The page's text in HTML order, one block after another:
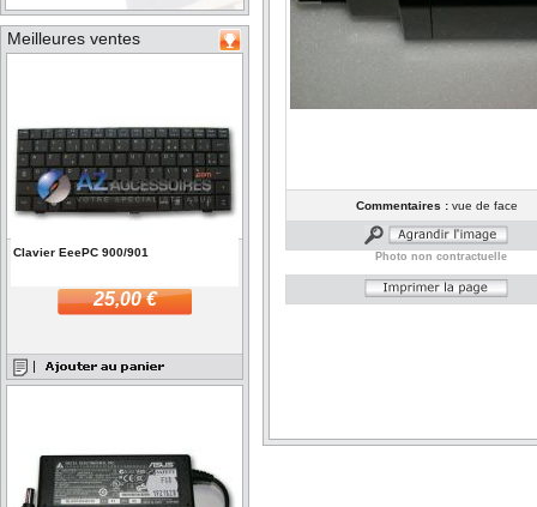
Meilleures ventes
Clavier EeePC 900/901
25,00 €
Commentaires :vue de face
Photo non contractuelle